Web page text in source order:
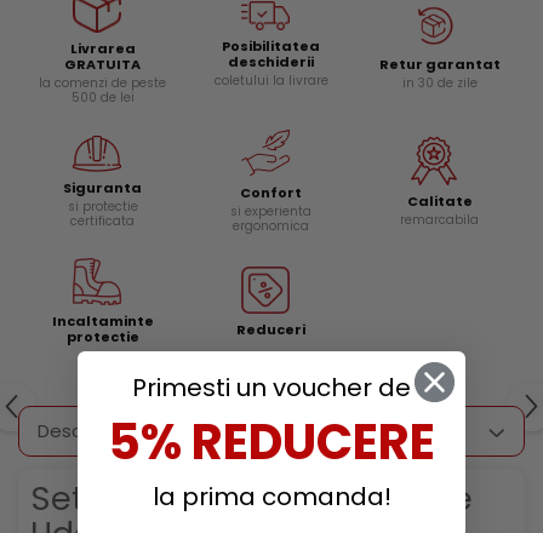
Livrarea
GRATUITA
la comenzi de peste
500 de lei
Posibilitatea
deschiderii
coletului la livrare
Retur garantat
in 30 de zile
Siguranta
si protectie
certificata
Confort
si experienta
ergonomica
Calitate
remarcabila
Incaltaminte
protectie
Reduceri
Descriere
Set doua buzunare externe
Primesti un voucher de
5% REDUCERE
la prima comanda!